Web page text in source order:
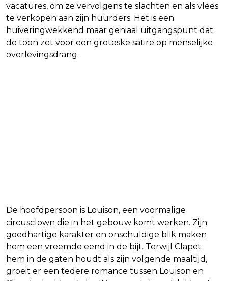
vacatures, om ze vervolgens te slachten en als vlees
te verkopen aan zijn huurders. Het is een
huiveringwekkend maar geniaal uitgangspunt dat
de toon zet voor een groteske satire op menselijke
overlevingsdrang.
De hoofdpersoon is Louison, een voormalige
circusclown die in het gebouw komt werken. Zijn
goedhartige karakter en onschuldige blik maken
hem een vreemde eend in de bijt. Terwijl Clapet
hem in de gaten houdt als zijn volgende maaltijd,
groeit er een tedere romance tussen Louison en